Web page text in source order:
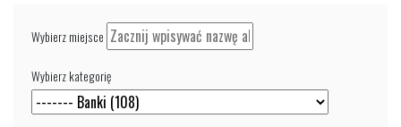
Wybierz miejsce
Wybierz kategorię